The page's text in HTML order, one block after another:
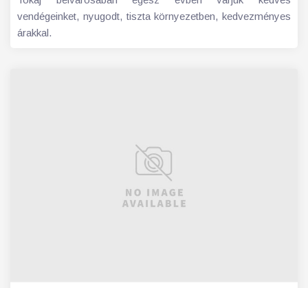
vendégeinket, nyugodt, tiszta környezetben, kedvezményes
árakkal.